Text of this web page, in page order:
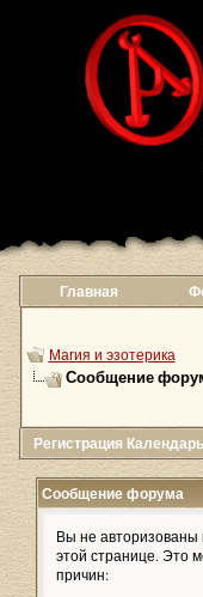
Главная
Магия и эзотерика
Сообщение
Регистрация Календарь
Сообщение форума
Вы не авторизованы
этой странице. Это
причин: